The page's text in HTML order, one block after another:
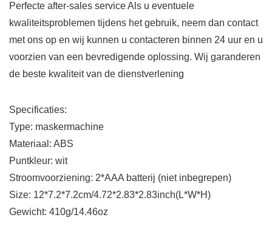
Perfecte after-sales service Als u eventuele
kwaliteitsproblemen tijdens het gebruik, neem dan contact
met ons op en wij kunnen u contacteren binnen 24 uur en u
voorzien van een bevredigende oplossing. Wij garanderen
de beste kwaliteit van de dienstverlening
Specificaties:
Type: maskermachine
Materiaal: ABS
Puntkleur: wit
Stroomvoorziening: 2*AAA batterij (niet inbegrepen)
Size: 12*7.2*7.2cm/4.72*2.83*2.83inch(L*W*H)
Gewicht: 410g/14.46oz